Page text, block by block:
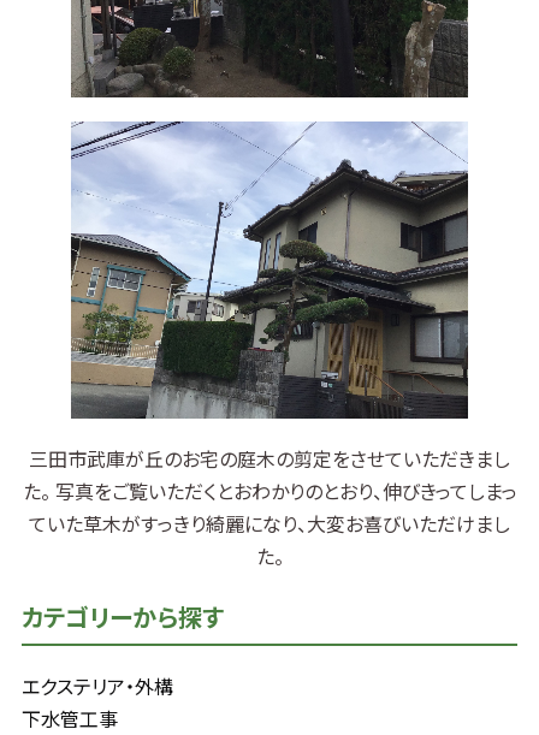
カテゴリーから探す
エクステリア・外構
下水管工事
三田市武庫が丘のお宅の庭木の剪定をさせていただきまし
た。 写真をご覧いただくとおわかりのとおり、伸びきってしまっ
ていた草木がすっきり綺麗になり、大変お喜びいただけまし
た。